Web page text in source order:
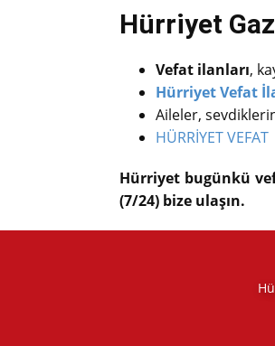
Hürriyet
Vefat ilanları,
Hürriyet Vefat
Aileler,
HÜRRİYET
Hürriyet bugünkü
(7/24) bize ulaşın.